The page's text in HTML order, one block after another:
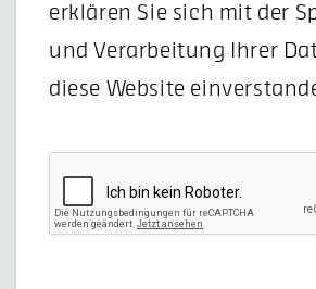
erklären Sie sich mit der
und Verarbeitung Ihrer
diese Website